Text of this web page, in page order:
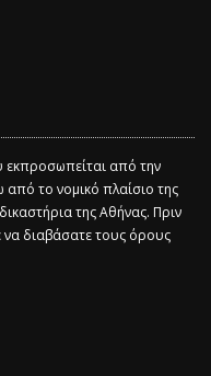
εκπροσωπείται από την
από το νομικό πλαίσιο της
της Αθήνας. Πριν
να διαβάσατε τους όρους